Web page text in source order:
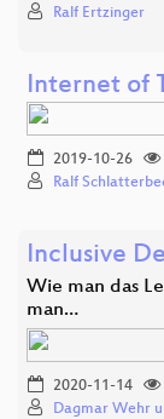
Ralf Ertzinger
Internet of
2019-10-26
Ralf
Inclusive
Wie man das
man…
2020-11-14
Dagmar Wehr